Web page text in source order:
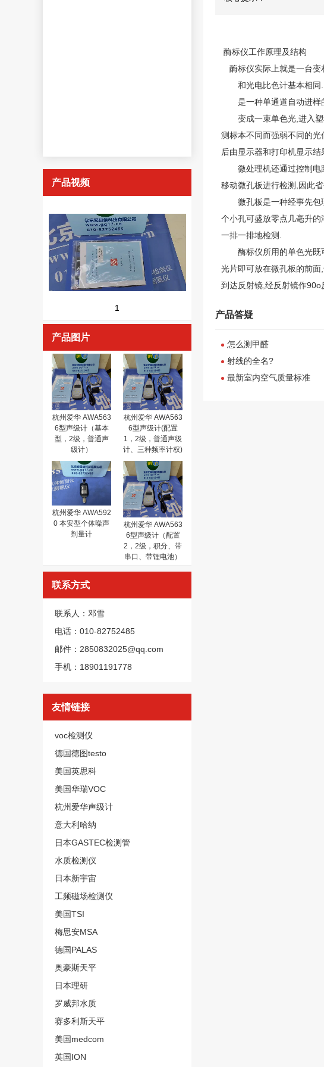
产品视频
1
产品图片
杭州爱华 AWA563
6型声级计（基本
型，2级，普通声
级计）
杭州爱华 AWA563
6型声级计(配置
1，2级，普通声级
计、三种频率计权)
杭州爱华 AWA592
0 本安型个体噪声
剂量计
杭州爱华 AWA563
6型声级计（配置
2，2级，积分、带
串口、带锂电池）
联系方式
联系人：邓雪
电话：010-82752485
邮件：2850832025@qq.com
手机：18901191778
友情链接
voc检测仪
德国德图testo
美国英思科
美国华瑞VOC
杭州爱华声级计
意大利哈纳
日本GASTEC检测管
水质检测仪
日本新宇宙
工频磁场检测仪
美国TSI
梅思安MSA
德国PALAS
奥豪斯天平
日本理研
罗威邦水质
赛多利斯天平
美国medcom
英国ION
酶标仪工作原理及结构
酶标仪实际上就是一台
和光电比色计基本相同.
是一种单通道自动进样
变成一束单色光,进入塑
测标本不同而强弱不同的
后由显示器和打印机显示结
微处理机还通过控制电路
移动微孔板进行检测,因此
微孔板是一种经事先包理
个小孔可盛放零点几毫升
一排一排地检测.
酶标仪所用的单色光既可
光片即可放在微孔板的前
到达反射镜,经反射镜作90o
产品答疑
怎么测甲醛
射线的全名?
最新室内空气质量标准